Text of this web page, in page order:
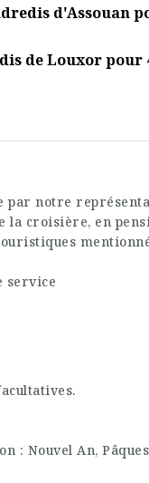
d'Assouan
de Louxor pour
notre
croisière, en
service
: Nouvel An,